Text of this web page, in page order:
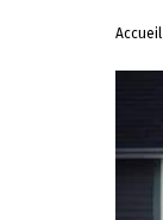
Accueil